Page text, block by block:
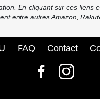
En cliquant sur ces
entre autres Amazon,
FAQ Contact